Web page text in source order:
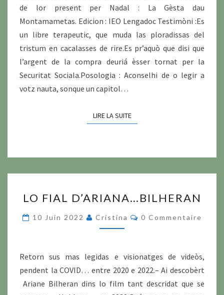
de lor present per Nadal : La Gèsta dau
Montamametas. Edicion : IEO Lengadoc Testimòni :Es
un libre terapeutic, que muda las ploradissas del
tristum en cacalasses de rire.Es pr’aquò que disi que
l’argent de la compra deuriá èsser tornat per la
Securitat Sociala.Posologia : Aconselhi de o legir a
votz nauta, sonque un capitol…
LIRE LA SUITELIRE LA SUITE
FIAL
D’ARIANA…
BILHERAN
LO FIAL D’ARIANA…BILHERAN
10 Juin 2022 Cristina Commentaires
0 Commentaire
Retorn sus mas legidas e visionatges de videòs,
pendent la COVID… entre 2020 e 2022.– Ai descobèrt
Ariane Bilheran dins lo film tant descridat que se